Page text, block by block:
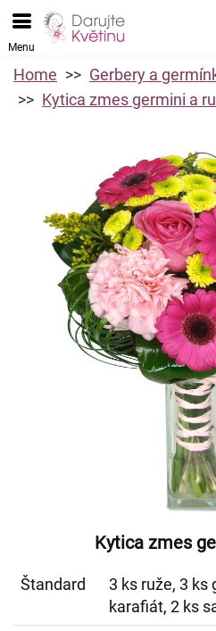
Menu
Home
Gerbery a
Kytica zmes germini a
Kytica zmes
Štandard
3 ks ruže, 3 ks
karafiát, 2 ks